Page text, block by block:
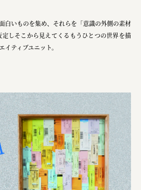
白いものを集め、それらを「意識の外側の素材
しそこから見えてくるもうひとつの世界を描
ティブユニット。